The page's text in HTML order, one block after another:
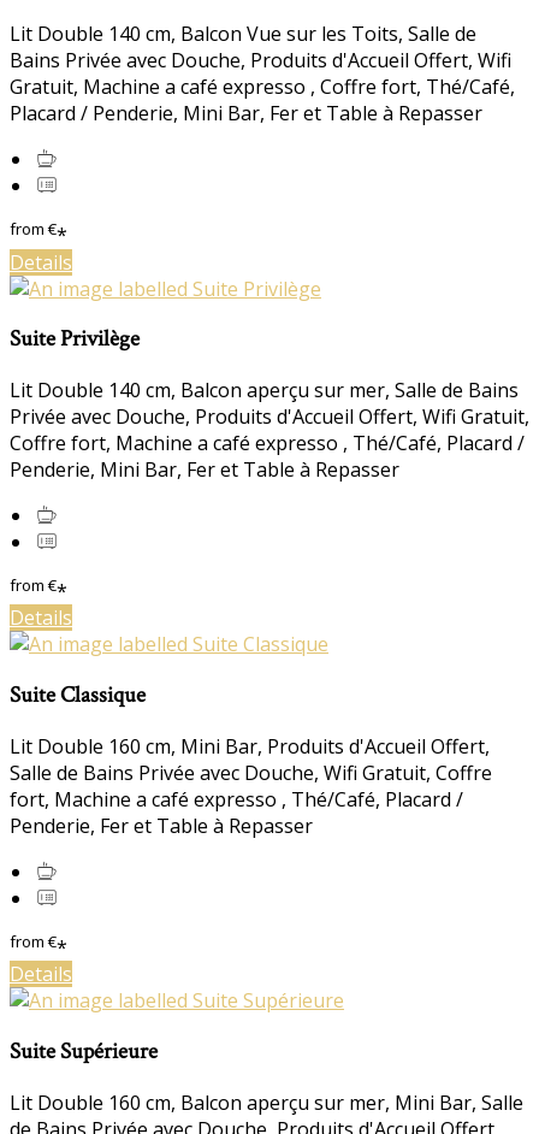
Lit Double 140 cm, Balcon Vue sur les Toits, Salle de
Bains Privée avec Douche, Produits d'Accueil Offert, Wifi
Gratuit, Machine a café expresso , Coffre fort, Thé/Café,
Placard / Penderie, Mini Bar, Fer et Table à Repasser
from€*
Details
Suite Privilège
Lit Double 140 cm, Balcon aperçu sur mer, Salle de Bains
Privée avec Douche, Produits d'Accueil Offert, Wifi Gratuit,
Coffre fort, Machine a café expresso , Thé/Café, Placard /
Penderie, Mini Bar, Fer et Table à Repasser
from€*
Details
Suite Classique
Lit Double 160 cm, Mini Bar, Produits d'Accueil Offert,
Salle de Bains Privée avec Douche, Wifi Gratuit, Coffre
fort, Machine a café expresso , Thé/Café, Placard /
Penderie, Fer et Table à Repasser
from€*
Details
Suite Supérieure
Lit Double 160 cm, Balcon aperçu sur mer, Mini Bar, Salle